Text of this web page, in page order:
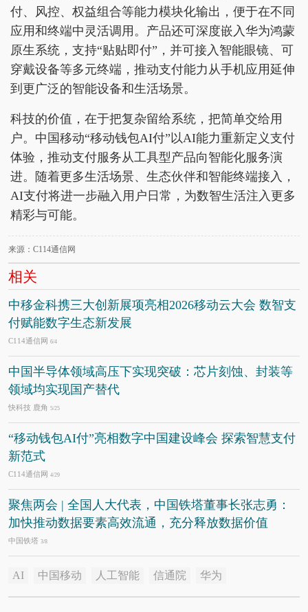
付、风控、权益组合等能力模块化输出，便于在不同
应用和终端中灵活调用。产品还可深度嵌入华为鸿蒙
原生系统，支持“贴贴即付”，并可接入智能眼镜、可
穿戴设备等多元终端，推动支付能力从手机应用延伸
到更广泛的智能设备和生活场景。
科技的价值，在于把复杂留给系统，把简单交给用
户。中国移动“移动钱包AI付”以AI能力重新定义支付
体验，推动支付服务从工具型产品向智能化服务演
进。随着更多生活场景、生态伙伴和智能终端接入，
AI支付将进一步融入用户日常，为数智生活注入更多
精彩与可能。
来源：C114通信网
相关
中移金科携三大创新展项亮相2026移动云大会 数智支
付赋能数字生态新发展
C114通信网 6/4
中国半导体领域高压下实现突破：芯片刻蚀、封装等
领域均实现国产替代
快科技 鹿角 5/25
“移动钱包AI付”亮相数字中国建设峰会 探索智慧支付
新范式
C114通信网 4/29
聚焦两会 | 全国人大代表，中国铁塔董事长张志勇：
加快推动数据要素高效流通，充分释放数据价值
中国铁塔 3/8
AI 中国移动 人工智能 信通院 华为